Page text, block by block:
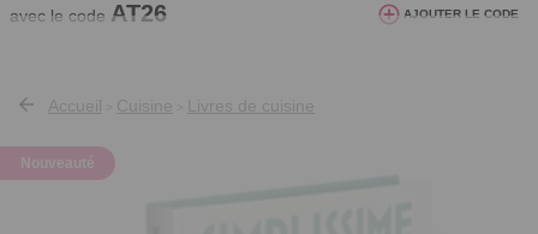
avec le code AT26 AJOUTER LE CODE
Accueil Cuisine Livres de cuisine
Nouveauté